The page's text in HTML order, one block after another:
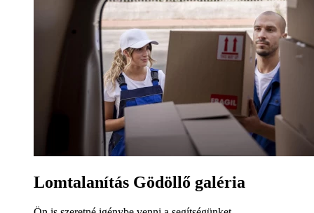
Lomtalanítás Gödöllő galéria